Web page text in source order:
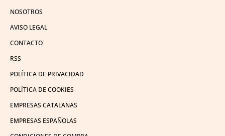
NOSOTROS
AVISO LEGAL
CONTACTO
RSS
POLÍTICA DE PRIVACIDAD
POLÍTICA DE COOKIES
EMPRESAS CATALANAS
EMPRESAS ESPAÑOLAS